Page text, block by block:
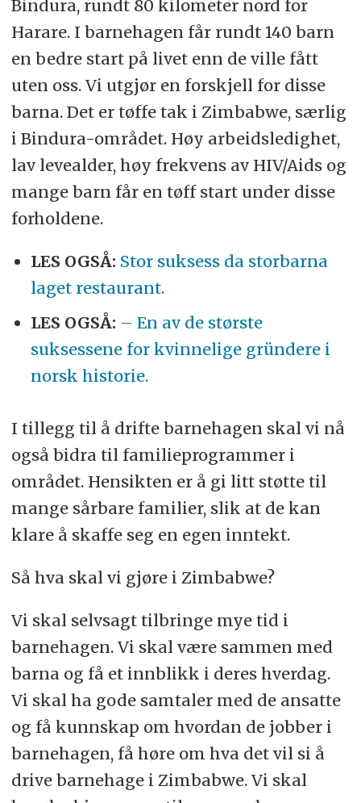
Bindura, rundt 80 kilometer nord for
Harare. I barnehagen får rundt 140 barn
en bedre start på livet enn de ville fått
uten oss. Vi utgjør en forskjell for disse
barna. Det er tøffe tak i Zimbabwe, særlig
i Bindura-området. Høy arbeidsledighet,
lav levealder, høy frekvens av HIV/Aids og
mange barn får en tøff start under disse
forholdene.
LES OGSÅ: Stor suksess da storbarna
laget restaurant.
LES OGSÅ: – En av de største
suksessene for kvinnelige gründere i
norsk historie.
I tillegg til å drifte barnehagen skal vi nå
også bidra til familieprogrammer i
området. Hensikten er å gi litt støtte til
mange sårbare familier, slik at de kan
klare å skaffe seg en egen inntekt.
Så hva skal vi gjøre i Zimbabwe?
Vi skal selvsagt tilbringe mye tid i
barnehagen. Vi skal være sammen med
barna og få et innblikk i deres hverdag.
Vi skal ha gode samtaler med de ansatte
og få kunnskap om hvordan de jobber i
barnehagen, få høre om hva det vil si å
drive barnehage i Zimbabwe. Vi skal